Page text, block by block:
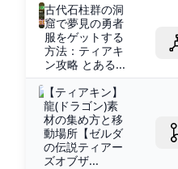
古代石柱群の洞
窟で夢見の勇者
服をゲットする
方法：ティアキ
ン攻略 とある...
【ティアキン】
龍(ドラゴン)素
材の集め方と移
動場所【ゼルダ
の伝説ティアー
ズオブザ...